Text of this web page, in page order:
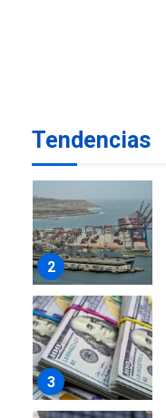
Tendencias
1
2
3